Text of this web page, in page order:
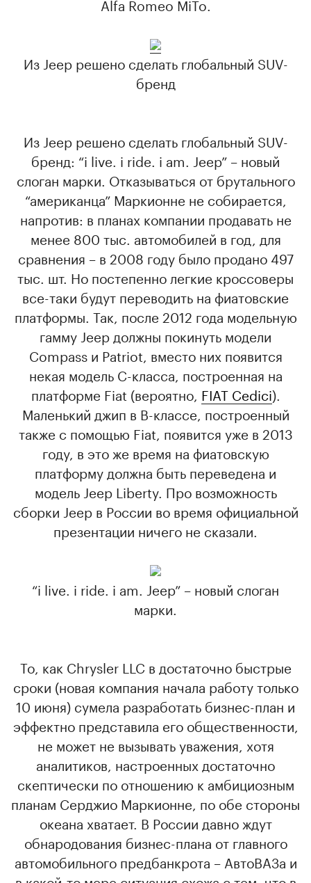
Alfa Romeo MiTo.
Из Jeep решено сделать глобальный SUV-
бренд
Из Jeep решено сделать глобальный SUV-
бренд: “i live. i ride. i am. Jeep” – новый
слоган марки. Отказываться от брутального
“американца” Маркионне не собирается,
напротив: в планах компании продавать не
менее 800 тыс. автомобилей в год, для
сравнения – в 2008 году было продано 497
тыс. шт. Но постепенно легкие кроссоверы
все-таки будут переводить на фиатовские
платформы. Так, после 2012 года модельную
гамму Jeep должны покинуть модели
Compass и Patriot, вместо них появится
некая модель С-класса, построенная на
платформе Fiat (вероятно, FIAT Cedici).
Маленький джип в B-классе, построенный
также с помощью Fiat, появится уже в 2013
году, в это же время на фиатовскую
платформу должна быть переведена и
модель Jeep Liberty. Про возможность
сборки Jeep в России во время официальной
презентации ничего не сказали.
“i live. i ride. i am. Jeep” – новый слоган
марки.
То, как Chrysler LLC в достаточно быстрые
сроки (новая компания начала работу только
10 июня) сумела разработать бизнес-план и
эффектно представила его общественности,
не может не вызывать уважения, хотя
аналитиков, настроенных достаточно
скептически по отношению к амбициозным
планам Серджио Маркионне, по обе стороны
океана хватает. В России давно ждут
обнародования бизнес-плана от главного
автомобильного предбанкрота – АвтоВАЗа и